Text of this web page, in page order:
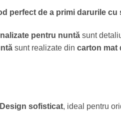
perfect de a primi darurile cu
pentru nuntă sunt
sunt realizate din carton mat
Design sofisticat, ideal pentru